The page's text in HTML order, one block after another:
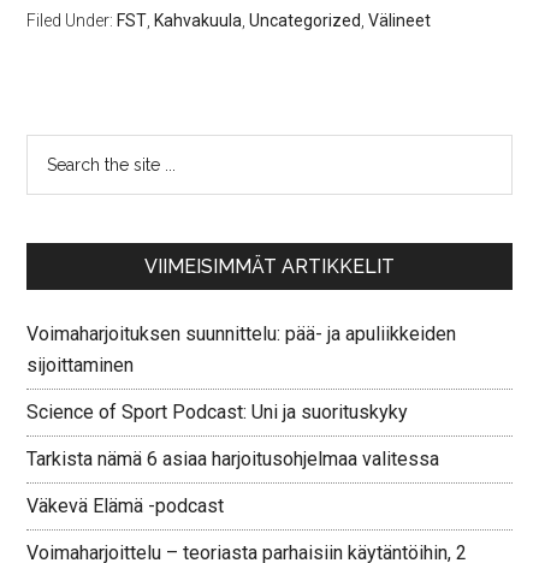
Filed Under: FST Kahvakuula ,Uncategorized ,Välineet
VIIMEISIMMÄT ARTIKKELIT
Voimaharjoituksen suunnittelu: pää- ja apuliikkeiden
sijoittaminen
Science of Sport Podcast: Uni ja suorituskyky
Tarkista nämä 6 asiaa harjoitusohjelmaa valitessa
Väkevä Elämä -podcast
Voimaharjoittelu – teoriasta parhaisiin käytäntöihin, 2